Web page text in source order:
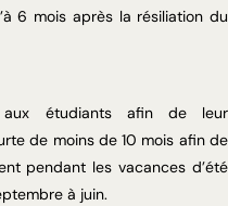
6 mois après la résiliation du
aux étudiants afin de leur
de moins de 10 mois afin de
pendant les vacances d’été
à juin.